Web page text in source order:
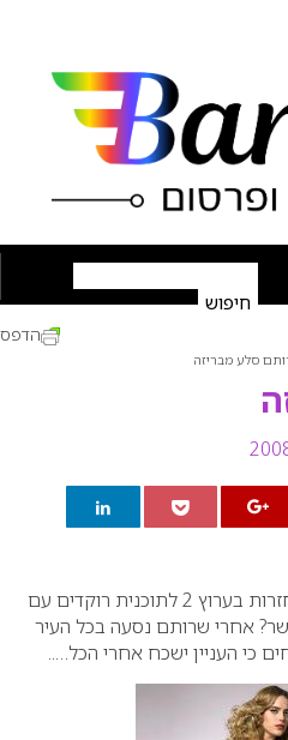
סלע מבריזה
הדפס
הבריזה לחזרות בערוץ 2 לתוכנית רוקדים עם
אחרי שרותם נסעה בכל העיר
כי העניין ישכח אחרי הכל…..